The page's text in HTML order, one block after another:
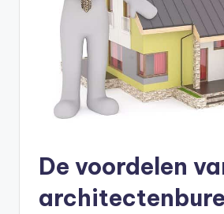
De voordelen